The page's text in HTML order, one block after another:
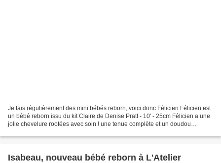
Je fais régulièrement des mini bébés reborn, voici donc Félicien Félicien est
un bébé reborn issu du kit Claire de Denise Pratt - 10' - 25cm Félicien a une
jolie chevelure rootées avec soin ! une tenue complète et un doudou
Isabeau, nouveau bébé reborn à L'Atelier